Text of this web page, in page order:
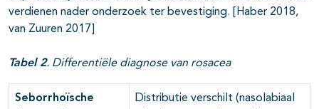
verdienen nader onderzoek ter bevestiging. [Haber 2018,
van Zuuren 2017]
Tabel 2. Differentiële diagnose van rosacea
Seborrhoïsche
Distributie verschilt (nasolabiaal